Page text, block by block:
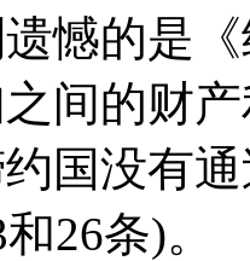
憾的是
间的财
国没有
26条)。